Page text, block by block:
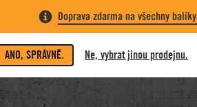
Doprava zdarma na všechny
ANO, SPRÁVNĚ. Ne, vybrat jinou prodejnu.